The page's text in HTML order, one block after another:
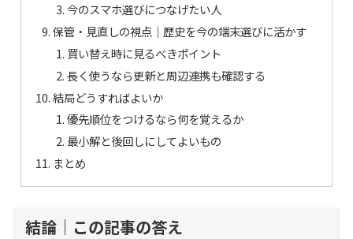
今のスマホ選びにつなげたい人
保管・見直しの視点｜歴史を今の端末選びに活かす
買い替え時に見るべきポイント
長く使うなら更新と周辺連携も確認する
結局どうすればよいか
優先順位をつけるなら何を覚えるか
最小解と後回しにしてよいもの
まとめ
結論｜この記事の答え